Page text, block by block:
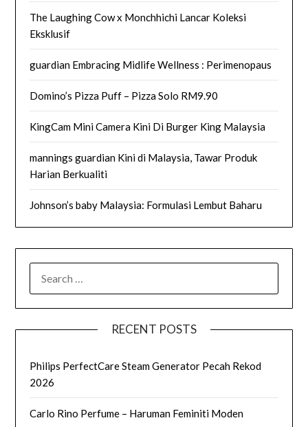
The Laughing Cow x Monchhichi Lancar Koleksi
Eksklusif
guardian Embracing Midlife Wellness : Perimenopaus
Domino’s Pizza Puff – Pizza Solo RM9.90
KingCam Mini Camera Kini Di Burger King Malaysia
mannings guardian Kini di Malaysia, Tawar Produk
Harian Berkualiti
Johnson’s baby Malaysia: Formulasi Lembut Baharu
FOR:
RECENT POSTS
Philips PerfectCare Steam Generator Pecah Rekod
2026
Carlo Rino Perfume – Haruman Feminiti Moden